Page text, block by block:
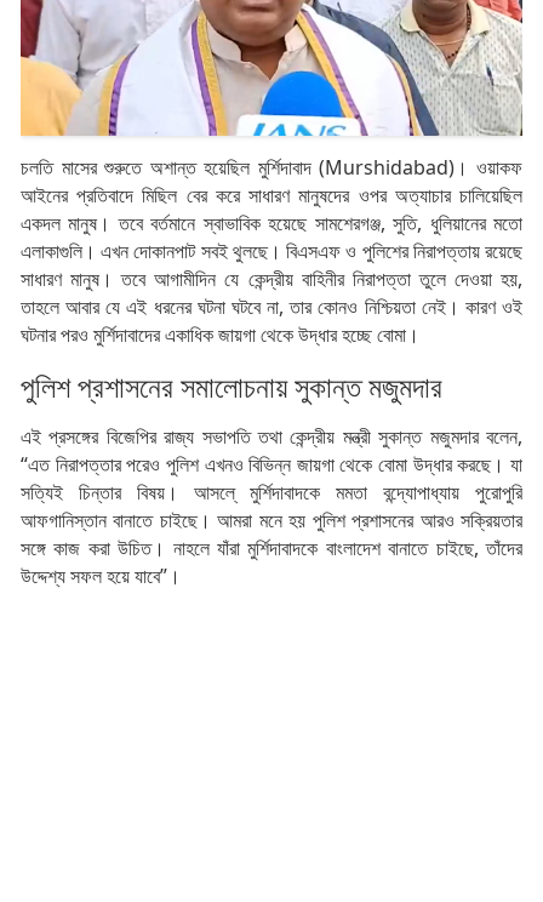
চলতি মাসের শুরুতে অশান্ত হয়েছিল মুর্শিদাবাদ (Murshidabad)। ওয়াকফ
আইনের প্রতিবাদে মিছিল বের করে সাধারণ মানুষদের ওপর অত্যাচার চালিয়েছিল
একদল মানুষ। তবে বর্তমানে স্বাভাবিক হয়েছে সামশেরগঞ্জ, সুতি, ধুলিয়ানের মতো
এলাকাগুলি। এখন দোকানপাট সবই থুলছে। বিএসএফ ও পুলিশের নিরাপত্তায় রয়েছে
সাধারণ মানুষ। তবে আগামীদিন যে কেন্দ্রীয় বাহিনীর নিরাপত্তা তুলে দেওয়া হয়,
তাহলে আবার যে এই ধরনের ঘটনা ঘটবে না, তার কোনও নিশ্চিয়তা নেই। কারণ ওই
ঘটনার পরও মুর্শিদাবাদের একাধিক জায়গা থেকে উদ্ধার হচ্ছে বোমা।
পুলিশ প্রশাসনের সমালোচনায় সুকান্ত মজুমদার
এই প্রসঙ্গের বিজেপির রাজ্য সভাপতি তথা কেন্দ্রীয় মন্ত্রী সুকান্ত মজুমদার বলেন,
“এত নিরাপত্তার পরেও পুলিশ এখনও বিভিন্ন জায়গা থেকে বোমা উদ্ধার করছে। যা
সত্যিই চিন্তার বিষয়। আসলে্ মুর্শিদাবাদকে মমতা বন্দ্যোপাধ্যায় পুরোপুরি
আফগানিস্তান বানাতে চাইছে। আমরা মনে হয় পুলিশ প্রশাসনের আরও সক্রিয়তার
সঙ্গে কাজ করা উচিত। নাহলে যাঁরা মুর্শিদাবাদকে বাংলাদেশ বানাতে চাইছে, তাঁদের
উদ্দেশ্য সফল হয়ে যাবে”।